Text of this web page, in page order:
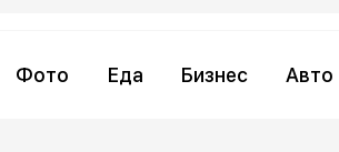
Фото Еда Бизнес Авто